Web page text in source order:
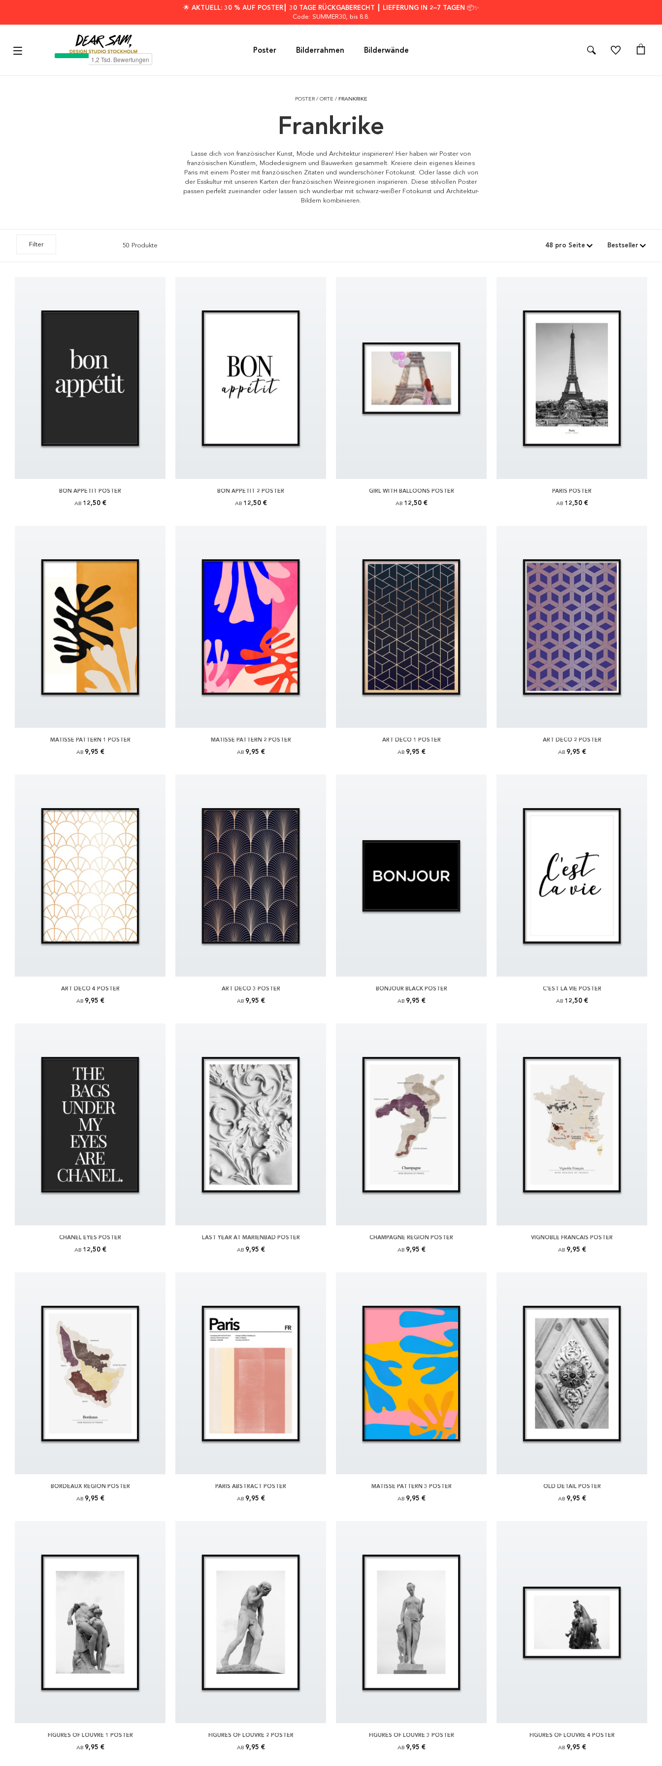
🌟 AKTUELL: 30 % AUF POSTER┃ 30 TAGE RÜCKGABERECHT ┃ LIEFERUNG IN 2–7 TAGEN 📦✨
Code: SUMMER30, bis 8.8.
Poster Bilderrahmen Bilderwände
POSTER / ORTE / FRANKRIKE
Frankrike
Lasse dich von französischer Kunst, Mode und Architektur inspirieren! Hier haben wir Poster von
französischen Künstlern, Modedesignern und Bauwerken gesammelt. Kreiere dein eigenes kleines
Paris mit einem Poster mit französischen Zitaten und wunderschöner Fotokunst. Oder lasse dich von
der Esskultur mit unseren Karten der französischen Weinregionen inspirieren. Diese stilvollen Poster
passen perfekt zueinander oder lassen sich wunderbar mit schwarz-weißer Fotokunst und Architektur-
Bildern kombinieren.
Filter 50 Produkte
BON APPETIT POSTER
AB 12,50 €
BON APPETIT 2 POSTER
AB 12,50 €
GIRL WITH BALLOONS POSTER
AB 12,50 €
PARIS POSTER
AB 12,50 €
MATISSE PATTERN 1 POSTER
AB 9,95 €
MATISSE PATTERN 2 POSTER
AB 9,95 €
ART DECO 1 POSTER
AB 9,95 €
ART DECO 2 POSTER
AB 9,95 €
ART DECO 4 POSTER
AB 9,95 €
ART DECO 3 POSTER
AB 9,95 €
BONJOUR BLACK POSTER
AB 9,95 €
C'EST LA VIE POSTER
AB 12,50 €
CHANEL EYES POSTER
AB 12,50 €
LAST YEAR AT MARIENBAD POSTER
AB 9,95 €
CHAMPAGNE REGION POSTER
AB 9,95 €
VIGNOBLE FRANCAIS POSTER
AB 9,95 €
BORDEAUX REGION POSTER
AB 9,95 €
PARIS ABSTRACT POSTER
AB 9,95 €
MATISSE PATTERN 3 POSTER
AB 9,95 €
OLD DETAIL POSTER
AB 9,95 €
FIGURES OF LOUVRE 1 POSTER
AB 9,95 €
FIGURES OF LOUVRE 2 POSTER
AB 9,95 €
FIGURES OF LOUVRE 3 POSTER
AB 9,95 €
FIGURES OF LOUVRE 4 POSTER
AB 9,95 €